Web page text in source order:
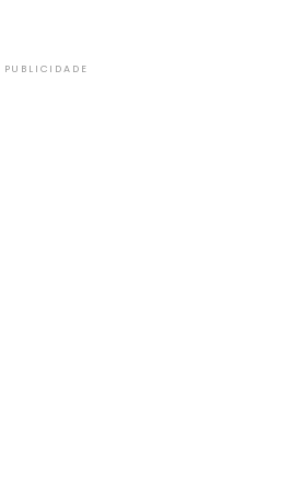
PUBLICIDADE